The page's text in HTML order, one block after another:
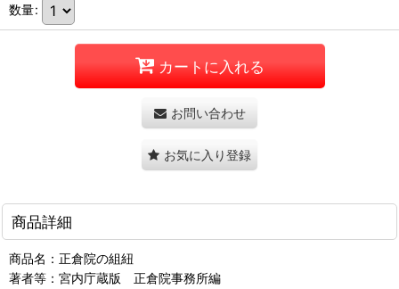
数量:
カートに入れる
お問い合わせ
お気に入り登録
商品詳細
商品名：正倉院の組紐
著者等：宮内庁蔵版 正倉院事務所編